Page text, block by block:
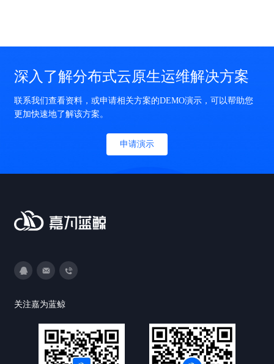
深入了解分布式云原生运维解决方案
联系我们查看资料，或申请相关方案的DEMO演示，可以帮助您
更加快速地了解该方案。
申请演示
关注嘉为蓝鲸